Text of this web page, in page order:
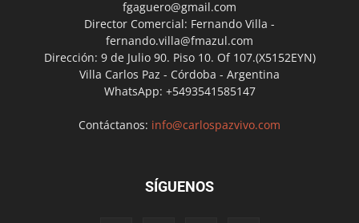
fgaguero@gmail.com
Director Comercial: Fernando Villa -
fernando.villa@fmazul.com
Dirección: 9 de Julio 90. Piso 10. Of 107.(X5152EYN)
Villa Carlos Paz - Córdoba - Argentina
WhatsApp: +5493541585147
Contáctanos: info@carlospazvivo.com
SÍGUENOS